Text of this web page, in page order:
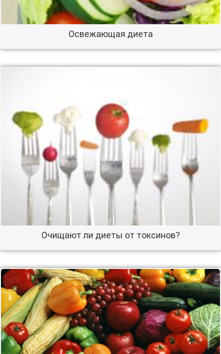
Освежающая диета
Очищают ли диеты от токсинов?